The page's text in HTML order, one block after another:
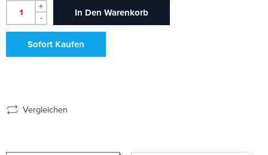
+
-
In Den Warenkorb
Sofort Kaufen
Vergleichen